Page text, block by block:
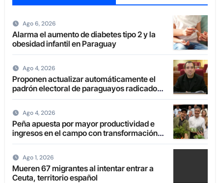
Ago 6, 2026
Alarma el aumento de diabetes tipo 2 y la
obesidad infantil en Paraguay
Ago 4, 2026
Proponen actualizar automáticamente el
padrón electoral de paraguayos radicados
en el extranjero
Ago 4, 2026
Peña apuesta por mayor productividad e
ingresos en el campo con transformación
de la agricultura familiar
Ago 1, 2026
Mueren 67 migrantes al intentar entrar a
Ceuta, territorio español